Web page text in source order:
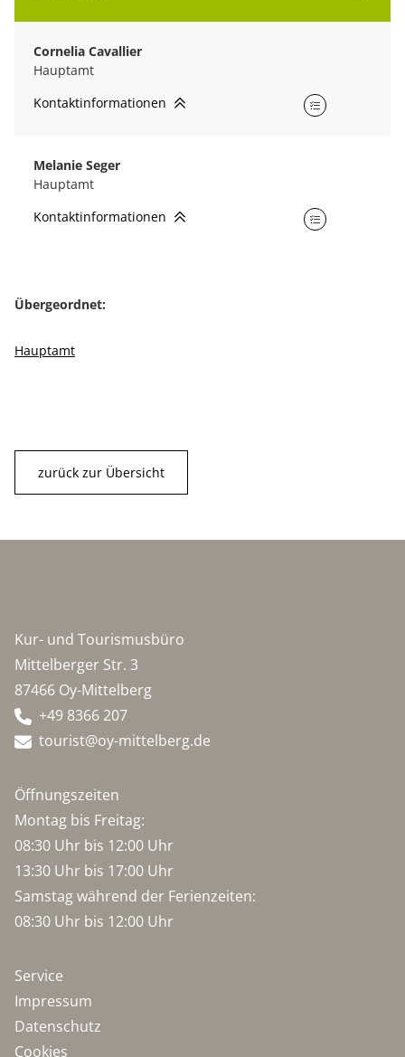
Cornelia Cavallier
Hauptamt
Kontaktinformationen
Melanie Seger
Hauptamt
Kontaktinformationen
Übergeordnet:
Hauptamt
zurück zur Übersicht
Kur- und Tourismusbüro
Mittelberger Str. 3
87466 Oy-Mittelberg
+49 8366 207
tourist@oy-mittelberg.de
Öffnungszeiten
Montag bis Freitag:
08:30 Uhr bis 12:00 Uhr
13:30 Uhr bis 17:00 Uhr
Samstag während der Ferienzeiten:
08:30 Uhr bis 12:00 Uhr
Service
Impressum
Datenschutz
Cookies